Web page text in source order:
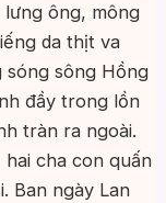
lưng ông, mông
da thịt va
sóng sông Hồng
đầy trong lồn
tràn ra ngoài.
cha con quấn
Ban ngày Lan